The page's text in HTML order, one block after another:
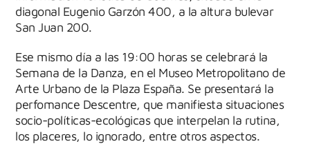
diagonal Eugenio Garzón 400, a la altura bulevar
San Juan 200.
Ese mismo día a las 19:00 horas se celebrará la
Semana de la Danza, en el Museo Metropolitano de
Arte Urbano de la Plaza España. Se presentará la
perfomance Descentre, que manifiesta situaciones
socio-políticas-ecológicas que interpelan la rutina,
los placeres, lo ignorado, entre otros aspectos.